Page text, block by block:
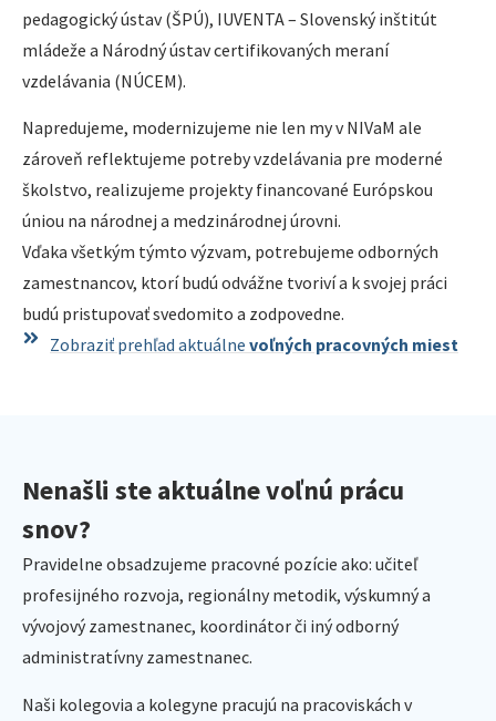
pedagogický ústav (ŠPÚ), IUVENTA – Slovenský inštitút
mládeže a Národný ústav certifikovaných meraní
vzdelávania (NÚCEM).
Napredujeme, modernizujeme nie len my v NIVaM ale
zároveň reflektujeme potreby vzdelávania pre moderné
školstvo, realizujeme projekty financované Európskou
úniou na národnej a medzinárodnej úrovni.
Vďaka všetkým týmto výzvam, potrebujeme odborných
zamestnancov, ktorí budú odvážne tvoriví a k svojej práci
budú pristupovať svedomito a zodpovedne.
Zobraziť prehľad aktuálne voľných pracovných miest
Nenašli ste aktuálne voľnú prácu
snov?
Pravidelne obsadzujeme pracovné pozície ako: učiteľ
profesijného rozvoja, regionálny metodik, výskumný a
vývojový zamestnanec, koordinátor či iný odborný
administratívny zamestnanec.
Naši kolegovia a kolegyne pracujú na pracoviskách v